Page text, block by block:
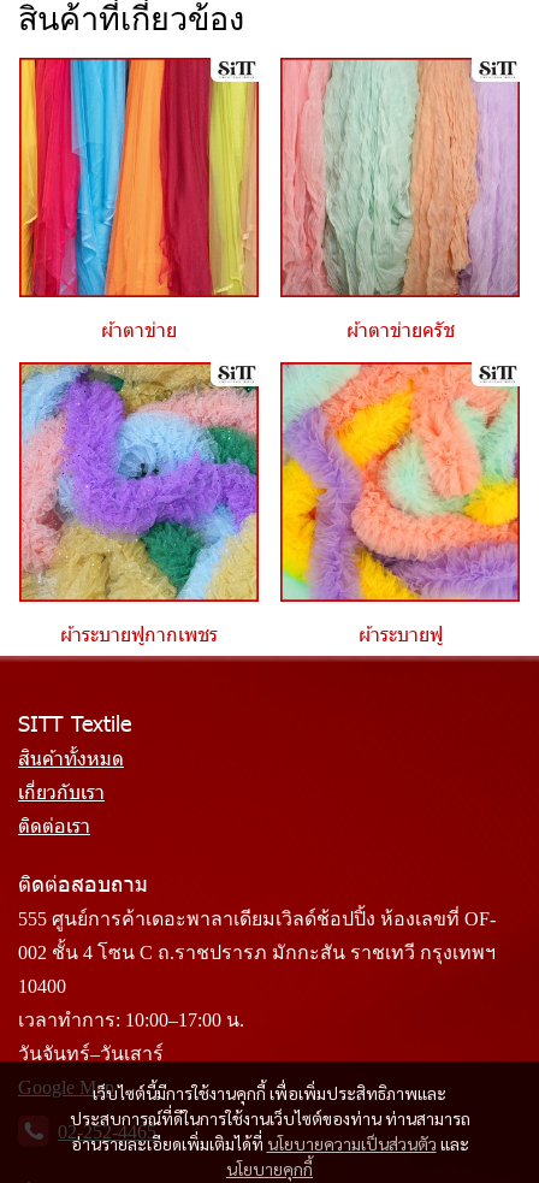
สินค้าที่เกี่ยวข้อง
ผ้าตาข่าย ผ้าตาข่ายครัช
ผ้าระบายฟูกากเพชร ผ้าระบายฟู
เว็บไซต์นี้มีการใช้งานคุกกี้ เพื่อเพิ่มประสิทธิภาพและ
ประสบการณ์ที่ดีในการใช้งานเว็บไซต์ของท่าน ท่านสามารถ
อ่านรายละเอียดเพิ่มเติมได้ที่ นโยบายความเป็นส่วนตัว และ
นโยบายคุกกี้
SITT Textile
สินค้าทั้งหมด
เกี่ยวกับเรา
ติดต่อเรา
ติดต่อสอบถาม
555 ศูนย์การค้าเดอะพาลาเดียมเวิลด์ช้อปปิ้ง ห้องเลขที่ OF-
002 ชั้น 4 โซน C ถ.ราชปรารภ มักกะสัน ราชเทวี กรุงเทพฯ
10400
เวลาทำการ: 10:00–17:00 น.
วันจันทร์–วันเสาร์
Google Map
02-252-4465